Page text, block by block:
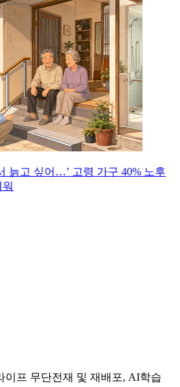
늙고 싶어…’ 고령 가구 40% 노후
프 무단전재 및 재배포, AI학습